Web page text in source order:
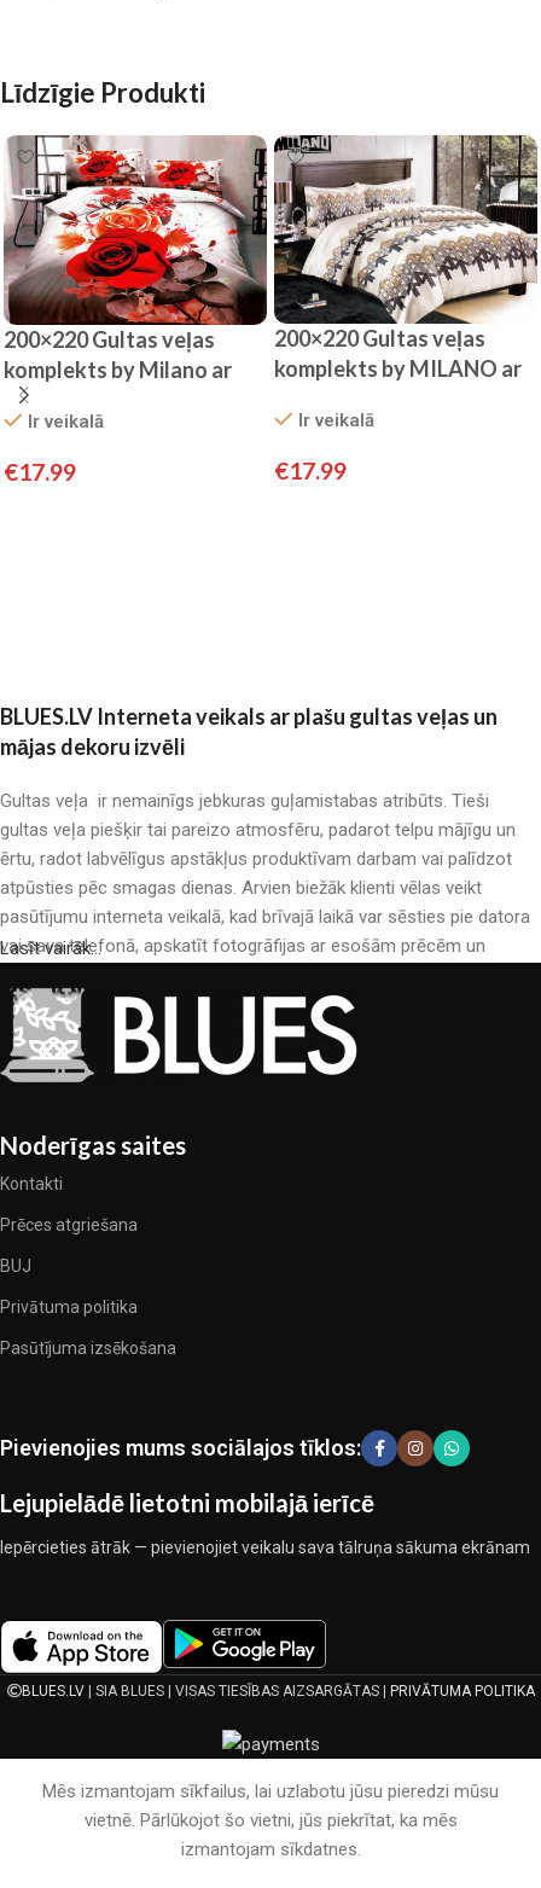
Līdzīgie Produkti
200×220 Gultas veļas
komplekts by Milano ar
palagu/ 100% kokvilna
satīnsIr veikalā
€17.99
200×220 Gultas veļas
komplekts by MILANO ar
SATĪNS
Ir veikalā
€17.99
BLUES.LV Interneta veikals ar plašu gultas veļas un
mājas dekoru izvēli
Gultas veļa ir nemainīgs jebkuras guļamistabas atribūts. Tieši
gultas veļa piešķir tai pareizo atmosfēru, padarot telpu mājīgu un
ērtu, radot labvēlīgus apstākļus produktīvam darbam vai palīdzot
atpūsties pēc smagas dienas. Arvien biežāk klienti vēlas veikt
pasūtījumu interneta veikalā, kad brīvajā laikā var sēsties pie datora
vai sava telefonā, apskatīt fotogrāfijas ar esošām prēcēm un
veļas katalogs: pieejamas gan kokvilnas, gan kokvilna satīna gultas
veļas.
Gultas veļas ražošana ir moderns mākslas veids
Gultas veļas ražotāji, kā arī citu tekstila preču ražotāji ir pilni ar
dizainieriskām prēcem, kuras novērtēs īsti skaistuma pazinēji. Mēs
esam izvēlējušies jums labākos modeļus no mūsdienu gultas veļas
praktiskumu katrā izstrādājuma vienībā. Mūsu sortimentā ir
pārbaudītu uzņēmumu produkti. Kuri daudzu gadu nepārtrauktā
ekspluatācijas īpašības, pievilcīgu izstrādājumu izskatu, ilgu
lietošanas laiku un kalpošanas laiku.
Lasīt vairāk...
Noderīgas saites
Kontakti
Prēces atgriešana
BUJ
Privātuma politika
Pasūtījuma izsēkošana
Pievienojies mums sociālajos tīklos:
Lejupielādē lietotni mobilajā ierīcē
Iepērcieties ātrāk — pievienojiet veikalu sava tālruņa sākuma ekrānam
BLUES.LV| SIA BLUES | VISAS TIESĪBAS AIZSARGĀTAS | PRIVĀTUMA POLITIKA
Mēs izmantojam sīkfailus, lai uzlabotu jūsu pieredzi mūsu
vietnē. Pārlūkojot šo vietni, jūs piekrītat, ka mēs
izmantojam sīkdatnes.